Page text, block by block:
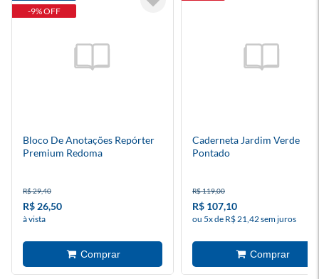
-9% OFF
Bloco De Anotações Repórter
Premium Redoma
R$ 29,40
R$ 26,50
à vista
Caderneta Jardim Verde
Pontado
R$ 119,00
R$ 107,10
ou 5x de R$ 21,42 sem juros